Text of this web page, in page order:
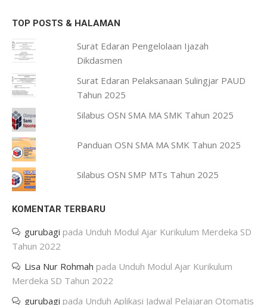
TOP POSTS & HALAMAN
Surat Edaran Pengelolaan Ijazah
Dikdasmen
Surat Edaran Pelaksanaan Sulingjar PAUD
Tahun 2025
Silabus OSN SMA MA SMK Tahun 2025
Panduan OSN SMA MA SMK Tahun 2025
Silabus OSN SMP MTs Tahun 2025
KOMENTAR TERBARU
gurubagi pada Unduh Modul Ajar Kurikulum Merdeka SD
Tahun 2022
Lisa Nur Rohmah pada Unduh Modul Ajar Kurikulum
Merdeka SD Tahun 2022
gurubagi pada Unduh Aplikasi Jadwal Pelajaran Otomatis